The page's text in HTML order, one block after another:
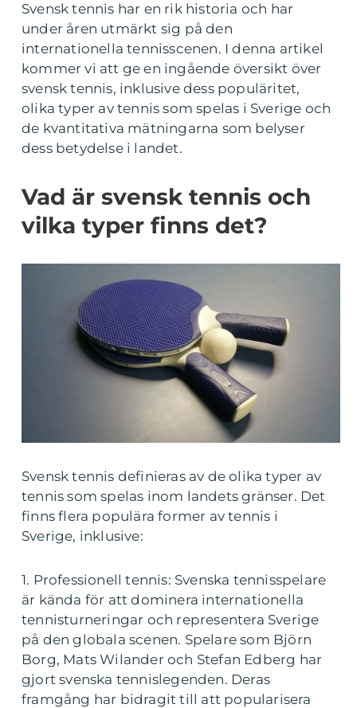
Svensk tennis har en rik historia och har
under åren utmärkt sig på den
internationella tennisscenen. I denna artikel
kommer vi att ge en ingående översikt över
svensk tennis, inklusive dess populäritet,
olika typer av tennis som spelas i Sverige och
de kvantitativa mätningarna som belyser
dess betydelse i landet.
Vad är svensk tennis och
vilka typer finns det?
Svensk tennis definieras av de olika typer av
tennis som spelas inom landets gränser. Det
finns flera populära former av tennis i
Sverige, inklusive:
1. Professionell tennis: Svenska tennisspelare
är kända för att dominera internationella
tennisturneringar och representera Sverige
på den globala scenen. Spelare som Björn
Borg, Mats Wilander och Stefan Edberg har
gjort svenska tennislegenden. Deras
framgång har bidragit till att popularisera